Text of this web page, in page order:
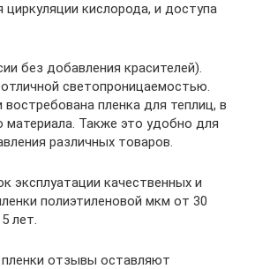
кислорода, и доступа
без добавления красителей).
светопроницаемостью.
пленка для теплиц, в
материала. Также это удобно для
различных товаров.
эксплуатации качественных и
полиэтиленовой мкм от 30
лет.
отзывы оставляют